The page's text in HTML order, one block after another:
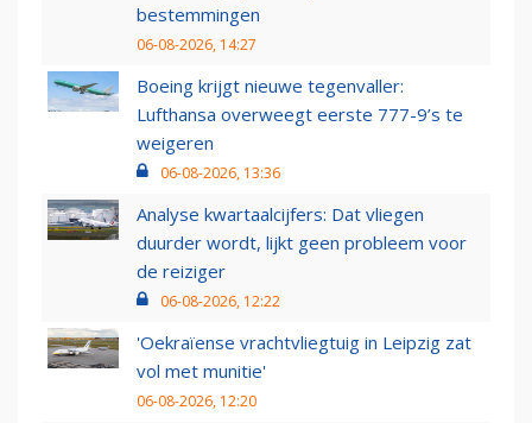
bestemmingen
06-08-2026, 14:27
Boeing krijgt nieuwe tegenvaller:
Lufthansa overweegt eerste 777-9’s te
weigeren
06-08-2026, 13:36
Analyse kwartaalcijfers: Dat vliegen
duurder wordt, lijkt geen probleem voor
de reiziger
06-08-2026, 12:22
'Oekraïense vrachtvliegtuig in Leipzig zat
vol met munitie'
06-08-2026, 12:20